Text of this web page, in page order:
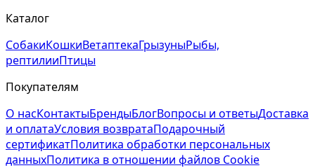
Каталог
СобакиКошкиВетаптекаГрызуныРыбы,
рептилииПтицы
Покупателям
О насКонтактыБрендыБлогВопросы и ответыДоставка
и оплатаУсловия возвратаПодарочный
сертификатПолитика обработки персональных
данныхПолитика в отношении файлов Cookie